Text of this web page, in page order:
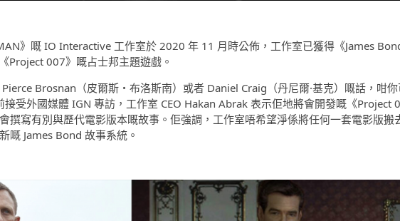
》嘅 IO Interactive 工作室於 2020 年 11 月時公佈，工作室已獲得《James
Project 007》嘅占士邦主題遊戲。
Brosnan（皮爾斯・布洛斯南）或者 Daniel Craig（丹尼爾·基克）嘅話，咁你
受外國媒體 IGN 專訪，工作室 CEO Hakan Abrak 表示佢地將會開發嘅《Project
撰寫有別與歷代電影版本嘅故事。佢強調，工作室唔希望淨係將任何一套電影版搬
嘅 James Bond 故事系統。